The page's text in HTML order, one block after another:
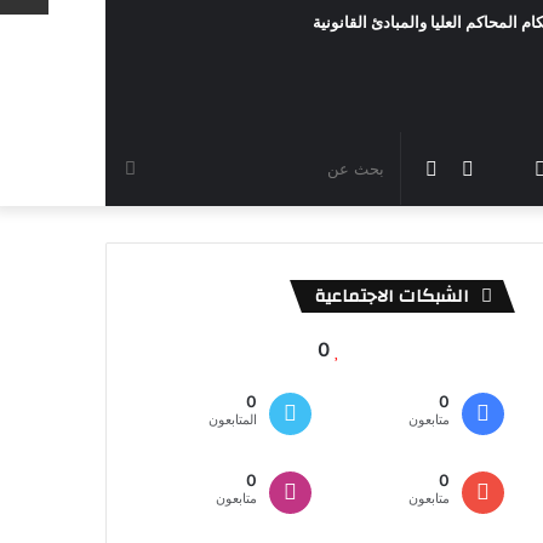
المحاكم العليا والمبادئ القانونية
عن
الوضع
المظلم
مقال
عشوائي
سناب
شات
الشبكات الاجتماعية
0
0
متابعون
0
المتابعون
0
متابعون
0
متابعون